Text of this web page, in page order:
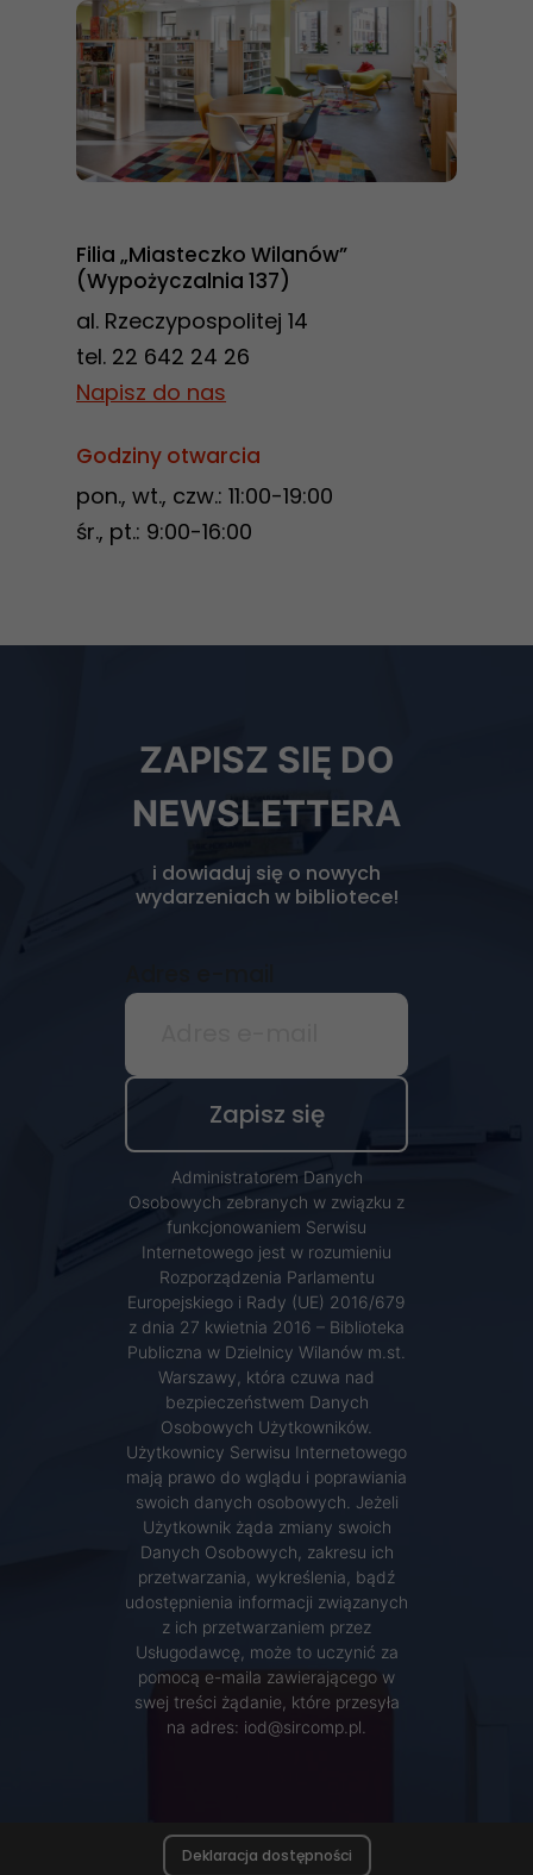
Filia „Miasteczko Wilanów”
(Wypożyczalnia 137)
al. Rzeczypospolitej 14
tel. 22 642 24 26
Napisz do nas
Godziny otwarcia
pon., wt., czw.: 11:00-19:00
śr., pt.: 9:00-16:00
biblioteki
ZAPISZ SIĘ DO
NEWSLETTERA
i dowiaduj się o nowych
wydarzeniach w bibliotece!
Administratorem Danych
Osobowych zebranych w związku z
funkcjonowaniem Serwisu
Internetowego jest w rozumieniu
Rozporządzenia Parlamentu
Europejskiego i Rady (UE) 2016/679
z dnia 27 kwietnia 2016 – Biblioteka
Publiczna w Dzielnicy Wilanów m.st.
Warszawy, która czuwa nad
bezpieczeństwem Danych
Osobowych Użytkowników.
Użytkownicy Serwisu Internetowego
mają prawo do wglądu i poprawiania
swoich danych osobowych. Jeżeli
Użytkownik żąda zmiany swoich
Danych Osobowych, zakresu ich
przetwarzania, wykreślenia, bądź
udostępnienia informacji związanych
z ich przetwarzaniem przez
Usługodawcę, może to uczynić za
pomocą e-maila zawierającego w
swej treści żądanie, które przesyła
na adres: iod@sircomp.pl.
Deklaracja dostępności